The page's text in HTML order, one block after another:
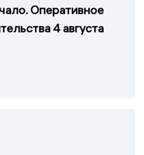
Оперативное
4 августа